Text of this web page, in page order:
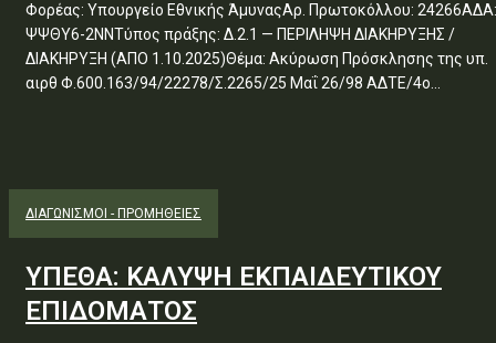
Φορέας: Υπουργείο Εθνικής ΆμυναςΑρ. Πρωτοκόλλου: 24266ΑΔΑ:
ΨΨΘΥ6-2ΝΝΤύπος πράξης: Δ.2.1 — ΠΕΡΙΛΗΨΗ ΔΙΑΚΗΡΥΞΗΣ /
ΔΙΑΚΗΡΥΞΗ (ΑΠΟ 1.10.2025)Θέμα: Ακύρωση Πρόσκλησης της υπ.
αιρθ Φ.600.163/94/22278/Σ.2265/25 Μαΐ 26/98 ΑΔΤΕ/4ο...
ΔΙΑΓΩΝΙΣΜΟΊ - ΠΡΟΜΉΘΕΙΕΣ
ΥΠΕΘΑ: ΚΑΛΥΨΗ ΕΚΠΑΙΔΕΥΤΙΚΟΥ
ΕΠΙΔΟΜΑΤΟΣ